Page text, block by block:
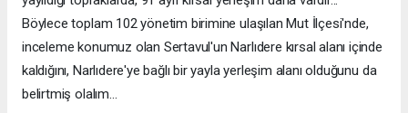
Böylece toplam 102 yönetim birimine ulaşılan Mut İlçesi'nde,
inceleme konumuz olan Sertavul'un Narlıdere kırsal alanı içinde
kaldığını, Narlıdere'ye bağlı bir yayla yerleşim alanı olduğunu da
belirtmiş olalım...